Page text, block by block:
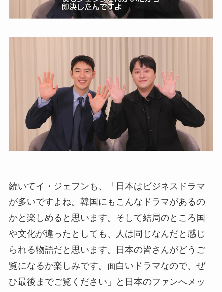
続いてイ・ジェフンも、「日本はビジネスドラマ
が多いですよね。韓国にもこんなドラマがあるの
かと楽しめると思います。そして結局のところ国
や文化が違ったとしても、人は同じなんだと感じ
られる物語だと思います。日本の皆さんがどうご
覧になるか楽しみです。面白いドラマなので、ぜ
ひ最後までご覧ください」と日本のファンへメッ